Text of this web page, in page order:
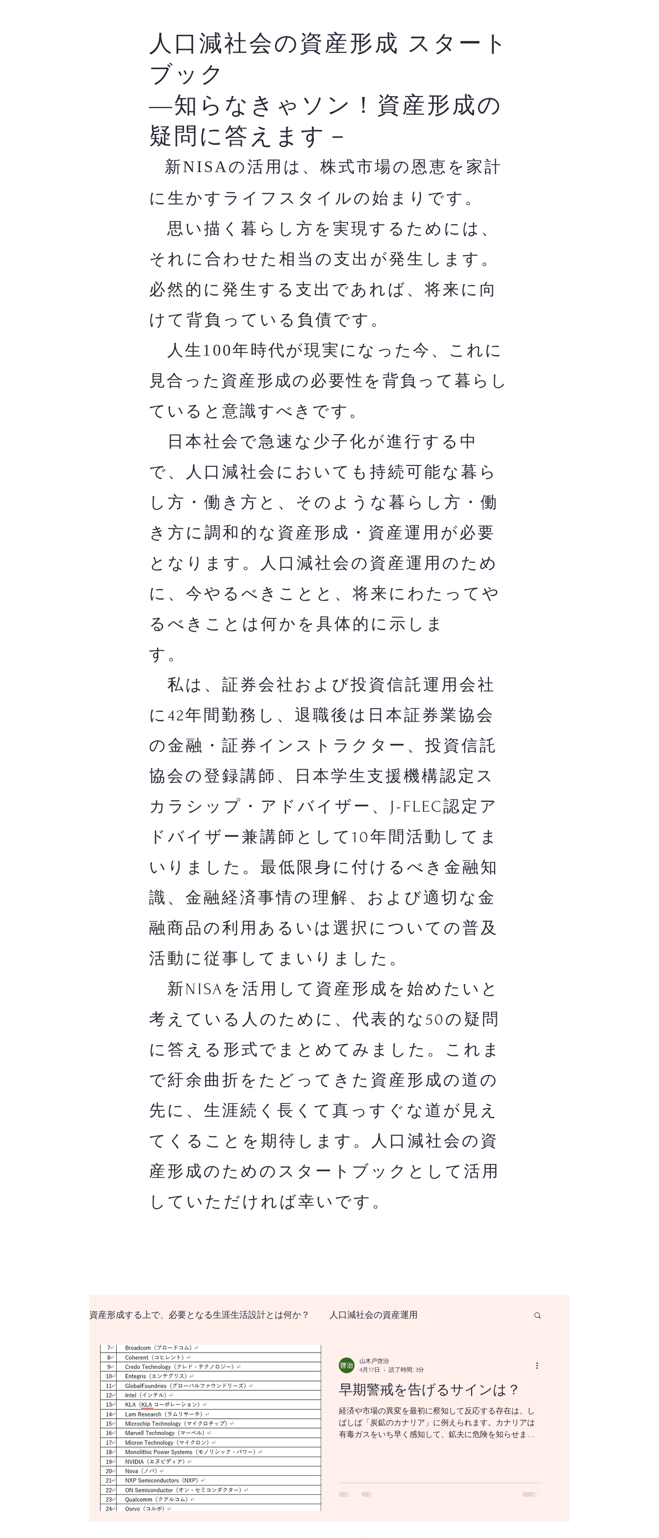
人口減社会の資産形成 スタート
ブック
―知らなきゃソン！資産形成の
疑問に答えます－
新NISAの活用は、株式市場の恩恵を家計
に生かすライフスタイルの始まりです。
思い描く暮らし方を実現するためには、
それに合わせた相当の支出が発生します。
必然的に発生する支出であれば、将来に向
けて背負っている負債です。
人生100年時代が現実になった今、これに
見合った資産形成の必要性を背負って暮らし
ていると意識すべきです。
日本社会で急速な少子化が進行する中
で、人口減社会においても持続可能な暮ら
し方・働き方と、そのような暮らし方・働
き方に調和的な資産形成・資産運用が必要
となります。人口減社会の資産運用のため
に、今やるべきことと、将来にわたってや
るべきことは何かを​具体的に示しま
す。
私は、証券会社および投資信託運用会社
に42年間勤務し、退職後は日本証券業協会
の金融・証券インストラクター、投資信託
協会の登録講師、日本学生支援機構認定ス
カラシップ・アドバイザー、J-FLEC認定ア
ドバイザー兼講師として10年間活動してま
いりました。最低限身に付けるべき金融知
識、金融経済事情の理解、および適切な金
融商品の利用あるいは選択についての普及
活動に従事してまいりました。
新NISAを活用して資産形成を始めたいと
考えている人のために、代表的な50の疑問
に答える形式でまとめてみました。これま
で紆余曲折をたどってきた資産形成の道の
先に、生涯続く長くて真っすぐな道が見え
てくることを期待します。人口減社会の資
産形成のためのスタートブックとして活用
していただければ幸いです。
資産形成する上で、必要となる生涯生活設計とは何か？ 人口減社会の資産運用
資産形成する上で、必要となる生涯生活設計とは？
はじめての資産形成、なにをどうすれば良いのか？ 18歳から挑む資産形成、新NISAとはなにか？
世界の経済をけん引する米国の政策変更は資産市場、および 景気循環を通じ
世界経済のけん引となるアメリカの政策変更は、資産市場並びに 景気循環を
世界経済のけん引となるアメリカの政策変更は、資産市場を 通じてどのよう
早期警戒を告げるサインは？
経済や市場の異変を最初に察知して反応する存在は、し
ばしば「炭鉱のカナリア」に例えられます。カナリアは
有毒ガスをいち早く感知して、鉱夫に危険を知らせま
根幹を支える“産業のコメ”と呼ばれる存在です。半導体
は現代経済の神経網と考えられます。 スマートフォン、
山木戸啓治
4月17日
読了時間: 3分